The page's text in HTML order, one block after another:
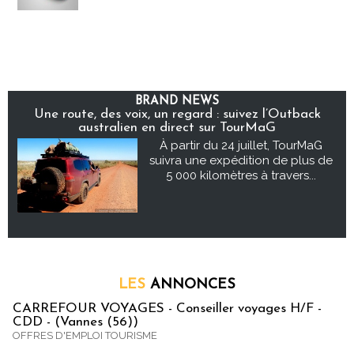
BRAND NEWS
Une route, des voix, un regard : suivez l’Outback
australien en direct sur TourMaG
À partir du 24 juillet, TourMaG
suivra une expédition de plus de
5 000 kilomètres à travers...
LES ANNONCES
CARREFOUR VOYAGES - Conseiller voyages H/F -
CDD - (Vannes (56))
OFFRES D'EMPLOI TOURISME